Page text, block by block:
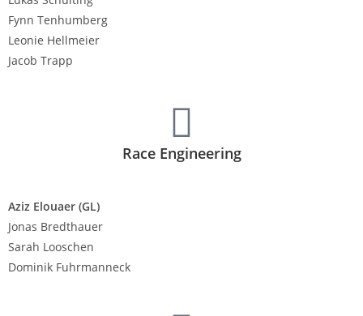
Fynn Tenhumberg
Leonie Hellmeier
Jacob Trapp
Race Engineering
Aziz Elouaer (GL)
Jonas Bredthauer
Sarah Looschen
Dominik Fuhrmanneck